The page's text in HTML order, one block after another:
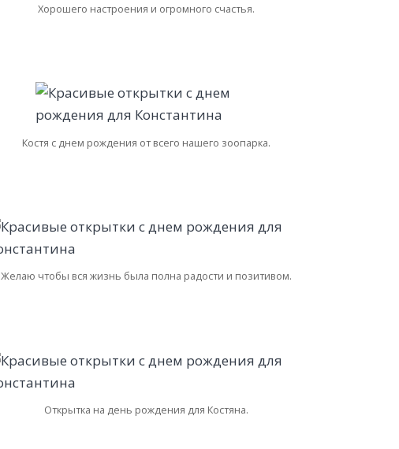
Хорошего настроения и огромного счастья.
Костя с днем рождения от всего нашего зоопарка.
Желаю чтобы вся жизнь была полна радости и позитивом.
Открытка на день рождения для Костяна.